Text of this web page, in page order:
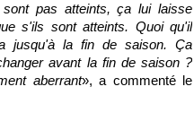
pas atteints, ça lui laisse
s'ils sont atteints. Quoi qu'il
jusqu'à la fin de saison. Ça
avant la fin de saison ?
aberrant», a commenté le